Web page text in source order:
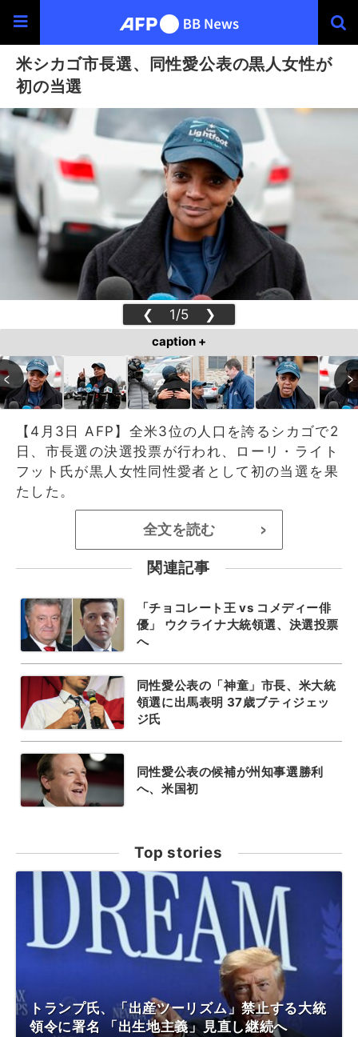
米シカゴ市長選、同性愛公表の黒人女性が
初の当選
❮ 1/5 ❯
caption +
【4月3日 AFP】全米3位の人口を誇るシカゴで2
日、市長選の決選投票が行われ、ローリ・ライト
フット氏が黒人女性同性愛者として初の当選を果
たした。
全文を読む >
関連記事
「チョコレート王 vs コメディー俳
優」 ウクライナ大統領選、決選投票
へ
同性愛公表の「神童」市長、米大統
領選に出馬表明 37歳ブティジェッ
ジ氏
同性愛公表の候補が州知事選勝利
へ、米国初
Top stories
トランプ氏、「出産ツーリズム」禁止する大統
領令に署名 「出生地主義」見直し継続へ